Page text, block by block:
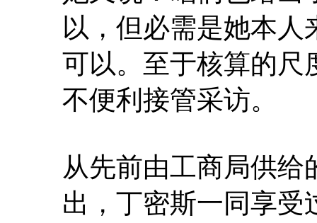
以，但必需是她本人
可以。至于核算的尺
不便利接管采访。
从先前由工商局供
出，丁密斯一同享受